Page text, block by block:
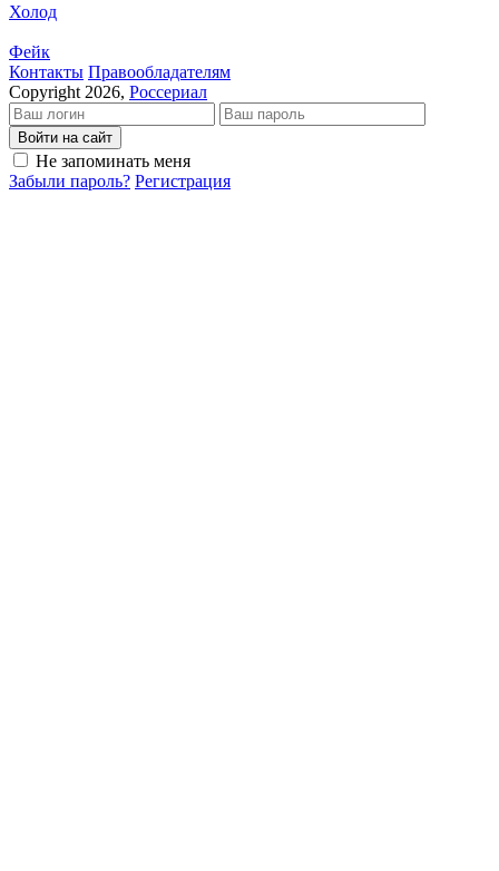
Холод
Фейк
Кон­так­ты Пра­во­об­ла­да­те­лям
Copyright 2026, Россериал
Войти на сайт
Не запоминать меня
Забыли пароль? Регистрация